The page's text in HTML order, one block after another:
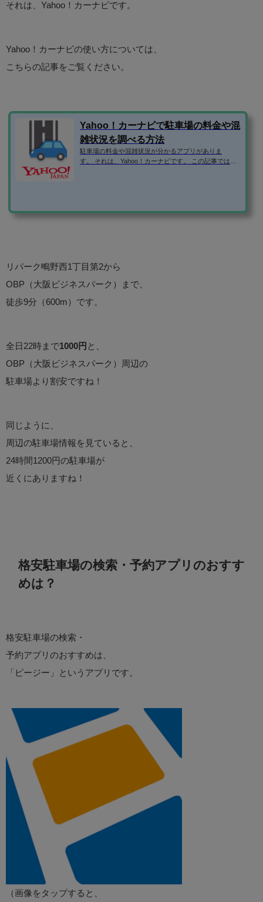
それは、Yahoo！カーナビです。
Yahoo！カーナビの使い方については、
こちらの記事をご覧ください。
Yahoo！カーナビで駐車場の料金や混
雑状況を調べる方法
駐車場の料金や混雑状況が分かるアプリがありま
す。 それは、Yahoo！カーナビです。 この記事では、Y
しない状態でアプリを起動すると、位置情報をオンに
リパーク鴫野西1丁目第2から
OBP（大阪ビジネスパーク）まで、
徒歩9分（600m）です。
全日22時まで1000円 と、
OBP（大阪ビジネスパーク）周辺の
駐車場より割安ですね！
同じように、
周辺の駐車場情報を見ていると、
24時間1200円の駐車場が
近くにありますね！
格安駐車場の検索・予約アプリのおすす
めは？
格安駐車場の検索・
予約アプリのおすすめは、
「ピージー」というアプリです。
（画像をタップすると、